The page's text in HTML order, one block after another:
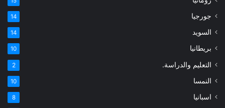
جورجيا 14
السويد 14
بريطانيا 10
التعليم والدراسة. 2
النمسا 10
اسبانيا 8